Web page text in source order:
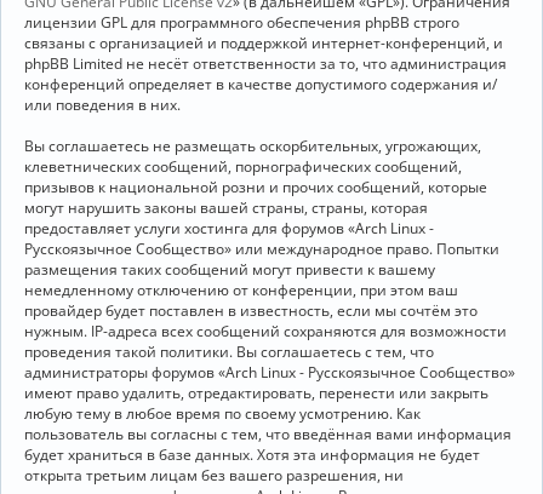
лицензии GPL для программного обеспечения phpBB строго
связаны с организацией и поддержкой интернет-конференций, и
phpBB Limited не несёт ответственности за то, что администрация
конференций определяет в качестве допустимого содержания и/
или поведения в них.
Вы соглашаетесь не размещать оскорбительных, угрожающих,
клеветнических сообщений, порнографических сообщений,
призывов к национальной розни и прочих сообщений, которые
могут нарушить законы вашей страны, страны, которая
предоставляет услуги хостинга для форумов «Arch Linux -
Русскоязычное Сообщество» или международное право. Попытки
размещения таких сообщений могут привести к вашему
немедленному отключению от конференции, при этом ваш
провайдер будет поставлен в известность, если мы сочтём это
нужным. IP-адреса всех сообщений сохраняются для возможности
проведения такой политики. Вы соглашаетесь с тем, что
администраторы форумов «Arch Linux - Русскоязычное Сообщество»
имеют право удалить, отредактировать, перенести или закрыть
любую тему в любое время по своему усмотрению. Как
пользователь вы согласны с тем, что введённая вами информация
будет храниться в базе данных. Хотя эта информация не будет
открыта третьим лицам без вашего разрешения, ни